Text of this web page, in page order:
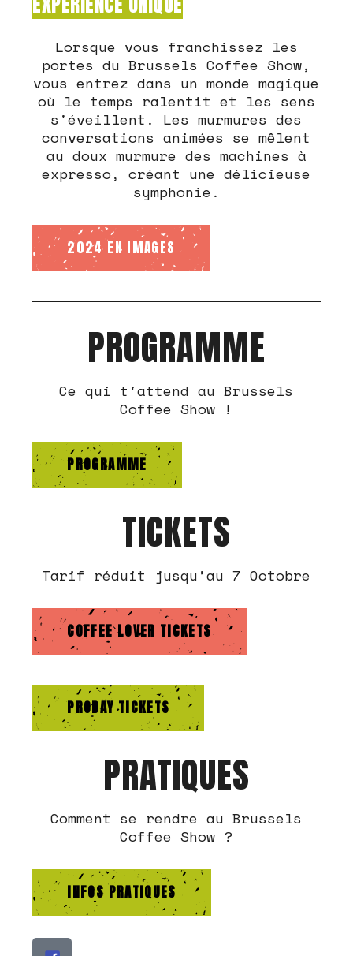
Lorsque vous franchissez les
portes du Brussels Coffee Show,
vous entrez dans un monde magique
où le temps ralentit et les sens
s'éveillent. Les murmures des
conversations animées se mêlent
au doux murmure des machines à
expresso, créant une délicieuse
symphonie.
2024 EN IMAGES
PROGRAMME
Ce qui t'attend au Brussels
Coffee Show !
PROGRAMME
TICKETS
Tarif réduit jusqu’au 7 Octobre
COFFEE LOVER TICKETS
PRODAY TICKETS
PRATIQUES
Comment se rendre au Brussels
Coffee Show ?
INFOS PRATIQUES